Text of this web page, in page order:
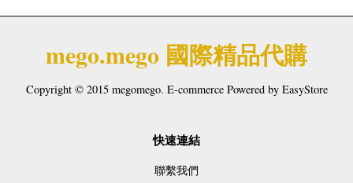
mego.mego 國際精品代購
Copyright © 2015 megomego. E-commerce Powered by EasyStore
快速連結
聯繫我們